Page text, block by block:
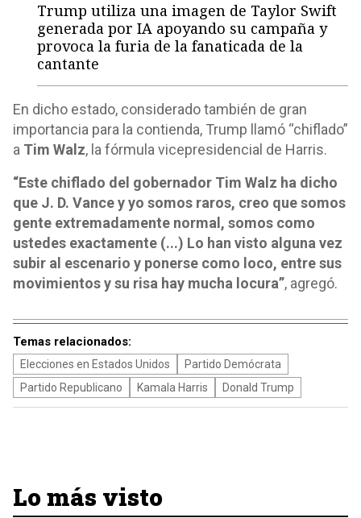
Trump utiliza una imagen de Taylor Swift
generada por IA apoyando su campaña y
provoca la furia de la fanaticada de la
cantante
En dicho estado, considerado también de gran
importancia para la contienda, Trump llamó “chiflado”
a Tim Walz, la fórmula vicepresidencial de Harris.
“Este chiflado del gobernador Tim Walz ha dicho
que J. D. Vance y yo somos raros, creo que somos
gente extremadamente normal, somos como
ustedes exactamente (...) Lo han visto alguna vez
subir al escenario y ponerse como loco, entre sus
movimientos y su risa hay mucha locura”, agregó.
Temas relacionados:
Elecciones en Estados Unidos
Partido Demócrata
Partido Republicano
Kamala Harris Donald Trump
Lo más visto